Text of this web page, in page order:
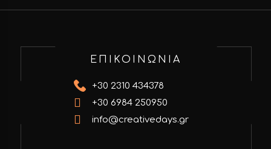
ΕΠΙΚΟΙΝΩΝΙΑ
+30 2310 434378
+30 6984 250950
info@creativedays.gr